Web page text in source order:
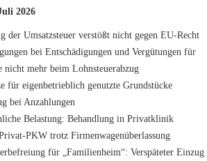
2026
der Umsatzsteuer verstößt nicht gegen EU-Recht
bei Entschädigungen und Vergütungen für
nicht mehr beim Lohnsteuerabzug
für eigenbetrieblich genutzte Grundstücke
bei Anzahlungen
Belastung: Behandlung in Privatklinik
PKW trotz Firmenwagenüberlassung
für „Familienheim“: Verspäteter Einzug